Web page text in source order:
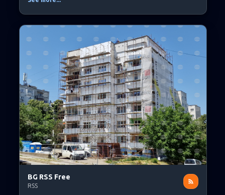
BG RSS Free
RSS